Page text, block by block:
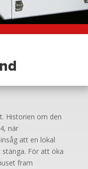
Historien om den
när
att en lokal
För att öka
fram